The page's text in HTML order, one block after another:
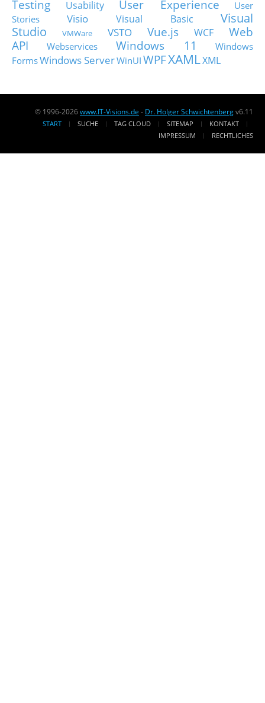
Testing
Usability User Experience
User
Stories
Visio Visual Basic
Visual
Studio
VMWare VSTO Vue.js WCF
Web
API
Webservices Windows 11
Windows
FormsWindows ServerWinUI WPFXAMLXML
© 1996-2026www.IT-Visions.de - Dr. Holger Schwichtenbergv6.11
START SUCHE TAG CLOUD SITEMAP
KONTAKT
IMPRESSUM
RECHTLICHES